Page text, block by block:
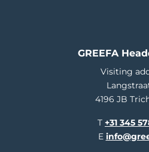
GREEFA
Visiting
4196 JB
T +31 345
E